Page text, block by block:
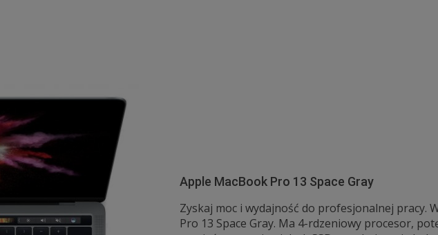
Apple MacBook Pro 13 Space Gray
Zyskaj moc i wydajność do profesjonalnej pracy.
Pro 13 Space Gray. Ma 4-rdzeniowy procesor,